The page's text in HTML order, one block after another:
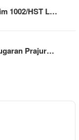
1002/HST L…
Prajur…